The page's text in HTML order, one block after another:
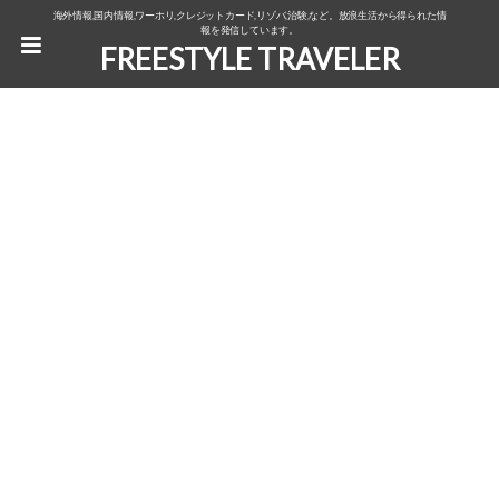
海外情報,国内情報,ワーホリ,クレジットカード,リゾバ,治験,など。放浪生活から得られた情
報を発信しています。
FREESTYLE TRAVELER